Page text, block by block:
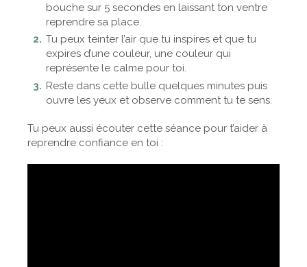
bouche sur 5 secondes en laissant ton ventre
reprendre sa place.
Tu peux teinter l’air que tu inspires et que tu
expires d’une couleur, une couleur qui
représente le calme pour toi.
Reste dans cette bulle quelques minutes puis
ouvre les yeux et observe comment tu te sens.
Tu peux aussi écouter cette séance pour t’aider à
reprendre confiance en toi :